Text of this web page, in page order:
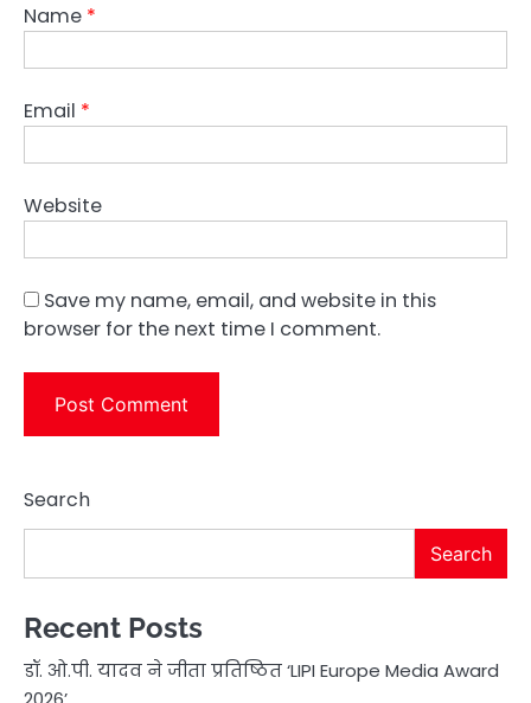
Name *
Email *
Website
Save my name, email, and website in this
browser for the next time I comment.
Search
Search
Recent Posts
डॉ. ओ.पी. यादव ने जीता प्रतिष्ठित ‘LIPI Europe Media Award